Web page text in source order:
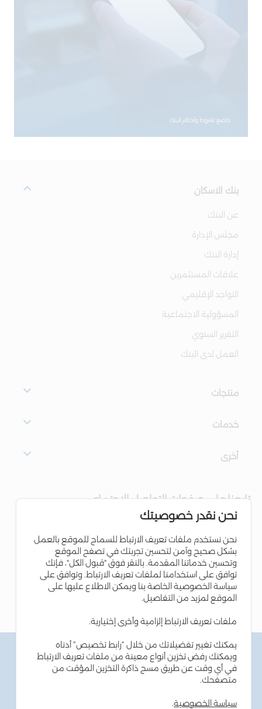
بنك الاسكان
عن البنك
مجلس الإدارة
إدارة البنك
علاقات المستثمرين
التواجد الإقليمي
المسؤولية الاجتماعية
التقرير السنوي
العمل لدى البنك
منتجات
خدمات
أخرى
تابعنا على صفحات التواصل الاجتماعي
الشروط والاحكام
سياسة الخصوصية
سياسة ملفات تعريف الارتباط
نحن نقدر خصوصيتك
نحن نستخدم ملفات تعريف الارتباط للسماح للموقع بالعمل
بشكل صحيح وآمن لتحسين تجربتك في تصفح الموقع
وتحسين خدماتنا المقدمة. بالنقر فوق "قبول الكل"، فإنك
توافق على استخدامنا لملفات تعريف الارتباط. وتوافق على
سياسة الخصوصية الخاصة بنا ويمكن الاطلاع عليها على
الموقع لمزيد من التفاصيل.
ملفات تعريف الارتباط إلزامية وأخرى إختيارية.
يمكنك تغيير تفضيلاتك من خلال “رابط تخصيص” أدناه
ويمكنك رفض تخزين أنواع معينة من ملفات تعريف الارتباط
في أي وقت عن طريق مسح ذاكرة التخزين المؤقت من
متصفحك.
سياسة الخصوصية.